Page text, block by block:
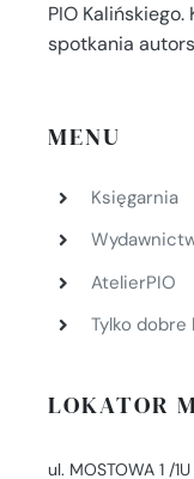
PIO
spotkania
MENU
Księgarnia
AtelierPIO
Tylko dobre
LOKATOR
ul. MOSTOWA 1 /1U